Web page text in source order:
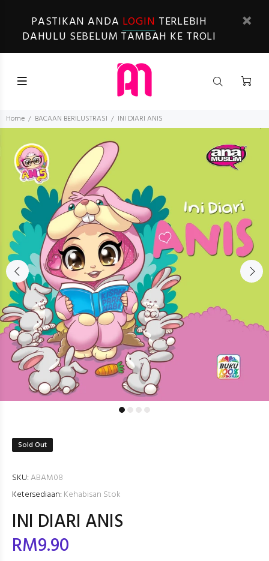
PASTIKAN ANDA LOGIN TERLEBIH
DAHULU SEBELUM TAMBAH KE TROLI
Home BACAAN BERILUSTRASI INI DIARI ANIS
Sold Out
SKU:ABAM08
Ketersediaan: Kehabisan Stok
INI DIARI ANIS
RM9.90